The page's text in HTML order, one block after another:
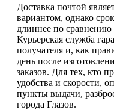
Доставка почтой
вариантом, однако
длиннее по
Курьерская служба
получателя и, как
день после
заказов. Для тех, кто
удобства и скорости,
пункты выдачи,
города Глазов.